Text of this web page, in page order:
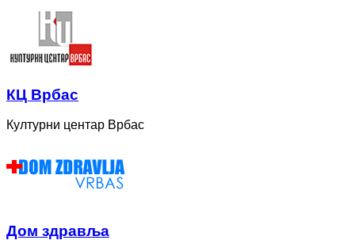
КЦ Врбас
Културни центар Врбас
Дом здравља